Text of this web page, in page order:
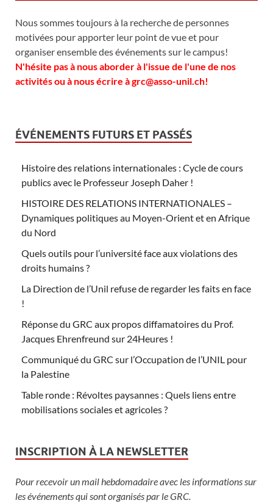
Nous sommes toujours à la recherche de personnes
motivées pour apporter leur point de vue et pour
organiser ensemble des événements sur le campus!
N'hésite pas à nous aborder à l'issue de l'une de nos
activités ou à nous écrire à grc@asso-unil.ch!
ÉVÉNEMENTS FUTURS ET PASSÉS
Histoire des relations internationales : Cycle de cours
publics avec le Professeur Joseph Daher !
HISTOIRE DES RELATIONS INTERNATIONALES –
Dynamiques politiques au Moyen-Orient et en Afrique
du Nord
Quels outils pour l’université face aux violations des
droits humains ?
La Direction de l’Unil refuse de regarder les faits en face
!
Réponse du GRC aux propos diffamatoires du Prof.
Jacques Ehrenfreund sur 24Heures !
Communiqué du GRC sur l’Occupation de l’UNIL pour
la Palestine
Table ronde : Révoltes paysannes : Quels liens entre
mobilisations sociales et agricoles ?
INSCRIPTION À LA NEWSLETTER
Pour recevoir un mail hebdomadaire avec les informations sur
les événements qui sont organisés par le GRC.